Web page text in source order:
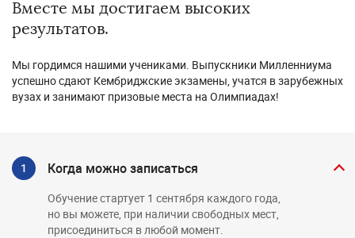
Вместе мы достигаем высоких
результатов.
Мы гордимся нашими учениками. Выпускники Милленниума
успешно сдают Кембриджские экзамены, учатся в зарубежных
вузах и занимают призовые места на Олимпиадах!
Когда можно записаться
Обучение стартует 1 сентября каждого года,
но вы можете, при наличии свободных мест,
присоединиться в любой момент.